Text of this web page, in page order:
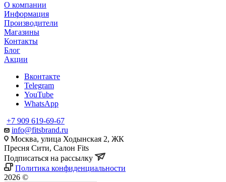
О компании
Информация
Производители
Магазины
Контакты
Блог
Акции
Вконтакте
Telegram
YouTube
WhatsApp
+7 909 619-69-67
info@fitsbrand.ru
Москва, улица Ходынская 2, ЖК
Пресня Сити, Салон Fits
Подписаться на рассылку
Политика конфиденциальности
2026 ©